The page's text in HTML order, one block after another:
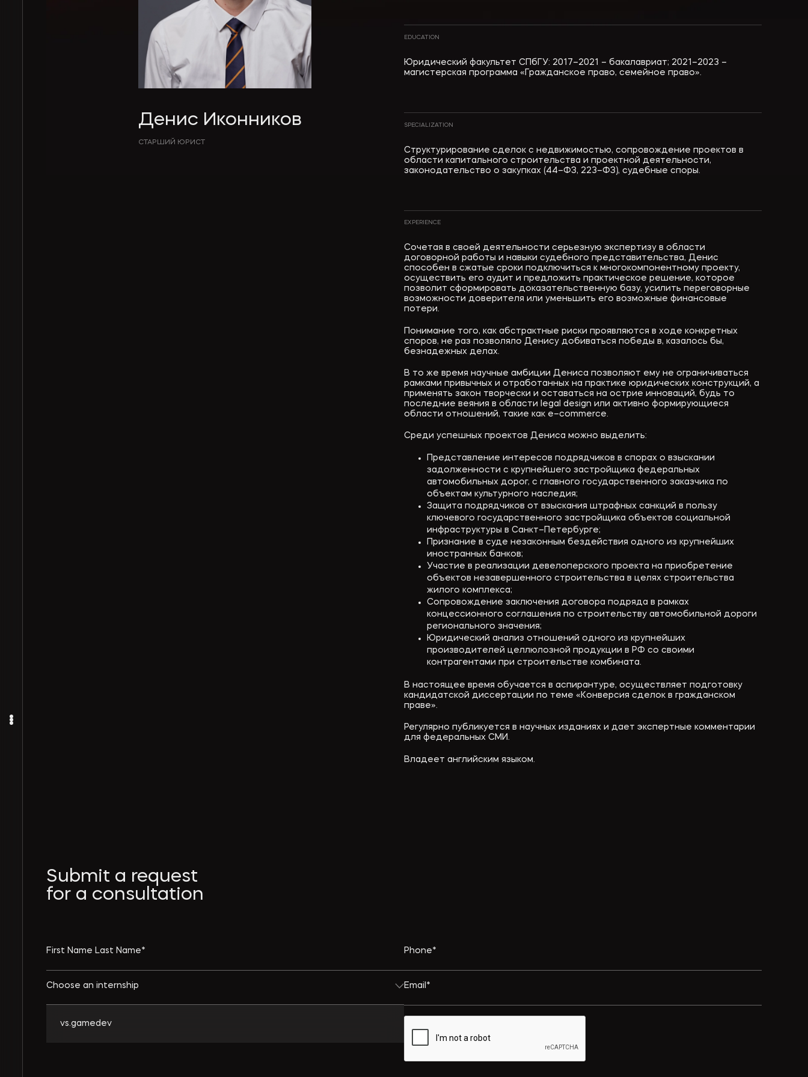
Денис Иконников
СТАРШИЙ ЮРИСТ
EDUCATION
Юридический факультет СПбГУ: 2017–2021 – бакалавриат; 2021–2023 –
магистерская программа «Гражданское право, семейное право».
SPECIALIZATION
Структурирование сделок с недвижимостью, сопровождение проектов в
области капитального строительства и проектной деятельности,
законодательство о закупках (44–ФЗ, 223–ФЗ), судебные споры.
EXPERIENCE
Сочетая в своей деятельности серьезную экспертизу в области
договорной работы и навыки судебного представительства, Денис
способен в сжатые сроки подключиться к многокомпонентному проекту,
осуществить его аудит и предложить практическое решение, которое
позволит сформировать доказательственную базу, усилить переговорные
возможности доверителя или уменьшить его возможные финансовые
потери.
Понимание того, как абстрактные риски проявляются в ходе конкретных
споров, не раз позволяло Денису добиваться победы в, казалось бы,
безнадежных делах.
В то же время научные амбиции Дениса позволяют ему не ограничиваться
рамками привычных и отработанных на практике юридических конструкций, а
применять закон творчески и оставаться на острие инноваций, будь то
последние веяния в области legal design или активно формирующиеся
области отношений, такие как e–commerce.
Среди успешных проектов Дениса можно выделить:
Представление интересов подрядчиков в спорах о взыскании
задолженности с крупнейшего застройщика федеральных
автомобильных дорог, с главного государственного заказчика по
объектам культурного наследия;
Защита подрядчиков от взыскания штрафных санкций в пользу
ключевого государственного застройщика объектов социальной
инфраструктуры в Санкт–Петербурге;
Признание в суде незаконным бездействия одного из крупнейших
иностранных банков;
Участие в реализации девелоперского проекта на приобретение
объектов незавершенного строительства в целях строительства
жилого комплекса;
Сопровождение заключения договора подряда в рамках
концессионного соглашения по строительству автомобильной дороги
регионального значения;
Юридический анализ отношений одного из крупнейших
производителей целлюлозной продукции в РФ со своими
контрагентами при строительстве комбината.
В настоящее время обучается в аспирантуре, осуществляет подготовку
кандидатской диссертации по теме «Конверсия сделок в гражданском
праве».
Регулярно публикуется в научных изданиях и дает экспертные комментарии
для федеральных СМИ.
Владеет английским языком.
Submit a request
for a consultation
Choose an internship
vs.gamedev